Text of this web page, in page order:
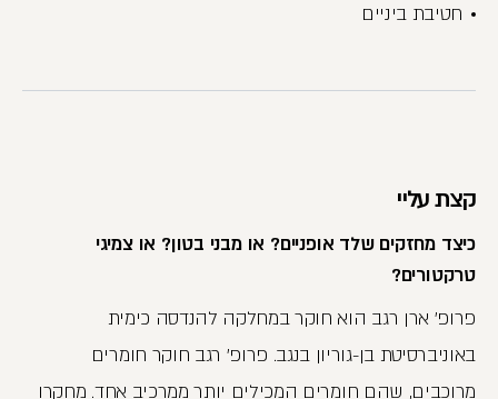
חטיבת ביניים
קצת עליי
כיצד מחזקים שלד אופניים? או מבני בטון? או צמיגי
טרקטורים?
פרופ' ארן רגב הוא חוקר במחלקה להנדסה כימית
באוניברסיטת בן-גוריון בנגב. פרופ' רגב חוקר חומרים
מרוכבים, שהם חומרים המכילים יותר ממרכיב אחד. מחקרו